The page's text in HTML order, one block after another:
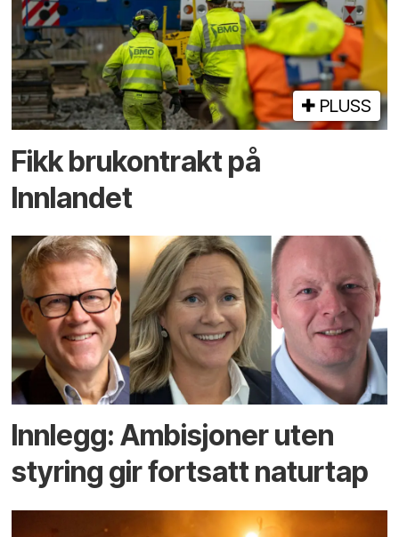
PLUSS
Fikk brukontrakt på
Innlandet
Innlegg: Ambisjoner uten
styring gir fortsatt naturtap